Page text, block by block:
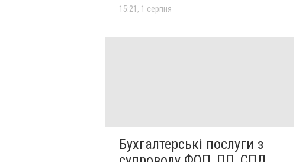
15:21, 1 серпня
Бухгалтерські послуги з